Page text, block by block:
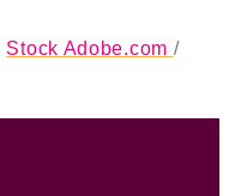
Stock Adobe.com /